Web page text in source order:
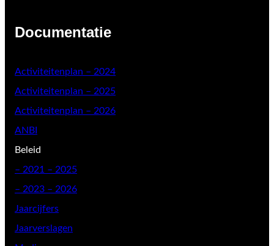
Documentatie
Activiteitenplan – 2024
Activiteitenplan – 2025
Activiteitenplan – 2026
ANBI
Beleid
– 2021 – 2025
– 2023 – 2026
Jaarcijfers
Jaarverslagen